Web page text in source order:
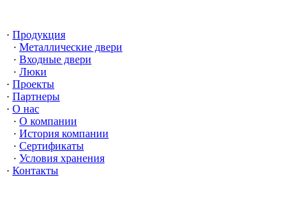
содержимому
Продукция
Металлические двери
Входные двери
Люки
Проекты
Партнеры
О нас
О компании
История компании
Сертификаты
Условия хранения
Контакты